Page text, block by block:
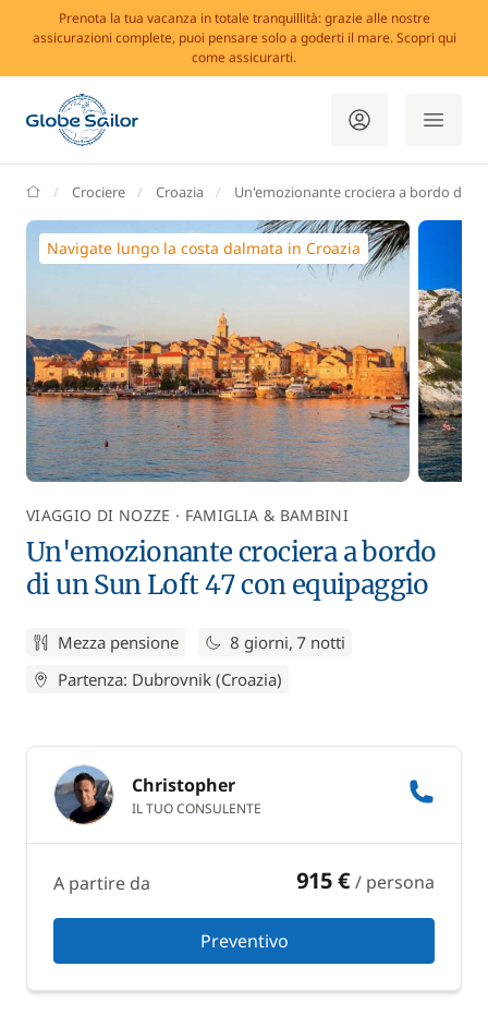
Prenota la tua vacanza in totale tranquillità: grazie alle nostre
assicurazioni complete, puoi pensare solo a goderti il mare. Scopri qui
come assicurarti.
GlobeSailor
Crociere Croazia Un'emozionante crociera a bordo di
Navigate lungo la costa dalmata in Croazia
VIAGGIO DI NOZZE FAMIGLIA & BAMBINI
Un'emozionante crociera a bordo
di un Sun Loft 47 con equipaggio
Mezza pensione
8 giorni, 7 notti
Partenza: Dubrovnik (Croazia)
Christopher
IL TUO CONSULENTE
A partire da 915 €/ persona
Preventivo